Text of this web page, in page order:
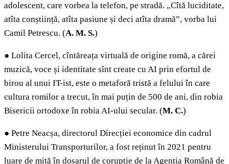
adolescent, care vorbea la telefon, pe stradă. „Cîtă luciditate,
atîta conștiință, atîta pasiune și deci atîta dramă”, vorba lui
Camil Petrescu. (A. M. S.)
● Lolita Cercel, cîntăreața virtuală de origine romă, a cărei
muzică, voce și identitate sînt create cu AI prin efortul de
birou al unui IT-ist, este o metaforă tristă a felului în care
cultura romilor a trecut, în mai puțin de 500 de ani, din robia
Bisericii ortodoxe în robia AI-ului secular. (M. C.)
● Petre Neacșa, directorul Direcției economice din cadrul
Ministerului Transporturilor, a fost reținut în 2021 pentru
luare de mită în dosarul de corupție de la Agenția Română de